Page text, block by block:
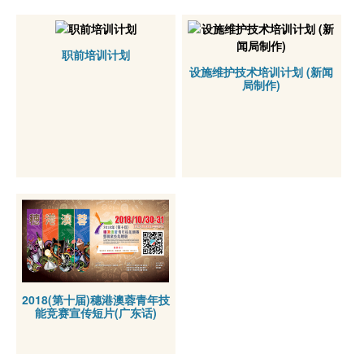
职前培训计划
设施维护技术培训计划 (新闻
局制作)
2018(第十届)穗港澳蓉青年技
能竞赛宣传短片(广东话)